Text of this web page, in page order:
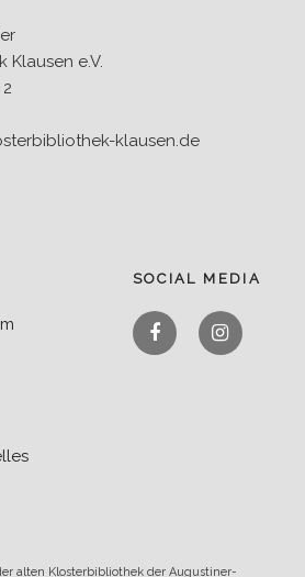
Klausen e.V.
klausen.de
SOCIAL MEDIA
Facebook
alten Klosterbibliothek der Augustiner-